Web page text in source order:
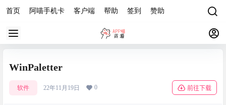
首页 阿喵手机卡 客户端 帮助 签到 赞助
WinPaletter
软件 22年11月19日 0 前往下载